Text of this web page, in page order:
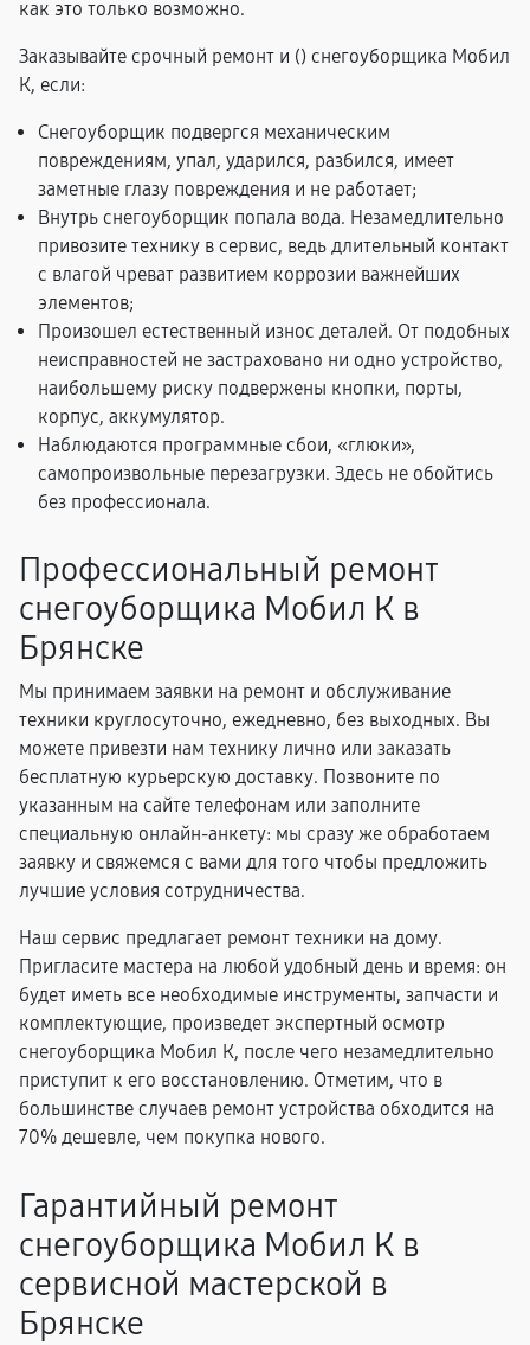
как это только возможно.
Заказывайте срочный ремонт и () снегоуборщика Мобил
К, если:
Снегоуборщик подвергся механическим
повреждениям, упал, ударился, разбился, имеет
заметные глазу повреждения и не работает;
Внутрь снегоуборщик попала вода. Незамедлительно
привозите технику в сервис, ведь длительный контакт
с влагой чреват развитием коррозии важнейших
элементов;
Произошел естественный износ деталей. От подобных
неисправностей не застраховано ни одно устройство,
наибольшему риску подвержены кнопки, порты,
корпус, аккумулятор.
Наблюдаются программные сбои, «глюки»,
самопроизвольные перезагрузки. Здесь не обойтись
без профессионала.
Профессиональный ремонт
снегоуборщика Мобил К в
Брянске
Мы принимаем заявки на ремонт и обслуживание
техники круглосуточно, ежедневно, без выходных. Вы
можете привезти нам технику лично или заказать
бесплатную курьерскую доставку. Позвоните по
указанным на сайте телефонам или заполните
специальную онлайн-анкету: мы сразу же обработаем
заявку и свяжемся с вами для того чтобы предложить
лучшие условия сотрудничества.
Наш сервис предлагает ремонт техники на дому.
Пригласите мастера на любой удобный день и время: он
будет иметь все необходимые инструменты, запчасти и
комплектующие, произведет экспертный осмотр
снегоуборщика Мобил К, после чего незамедлительно
приступит к его восстановлению. Отметим, что в
большинстве случаев ремонт устройства обходится на
70% дешевле, чем покупка нового.
Гарантийный ремонт
снегоуборщика Мобил К в
сервисной мастерской в
Брянске